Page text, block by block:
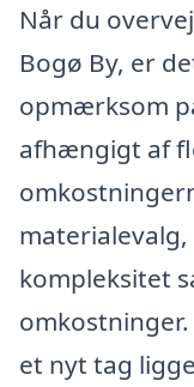
Når du
Bogø By, er
opmærksom
afhængigt af
kompleksitet
et nyt tag